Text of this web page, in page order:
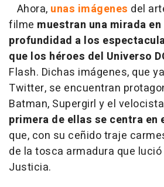
Ahora, unas imágenes del
filme muestran una mirada
profundidad a los
que los héroes del Universo
Flash. Dichas imágenes, que
Twitter, se encuentran
Batman, Supergirl y el
primera de ellas se centra en
que, con su ceñido traje
de la tosca armadura que
Justicia.